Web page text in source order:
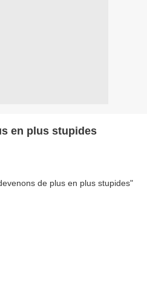
en plus stupides